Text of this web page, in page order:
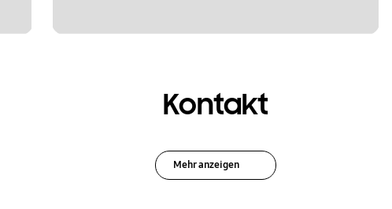
Kontakt
Mehr anzeigen